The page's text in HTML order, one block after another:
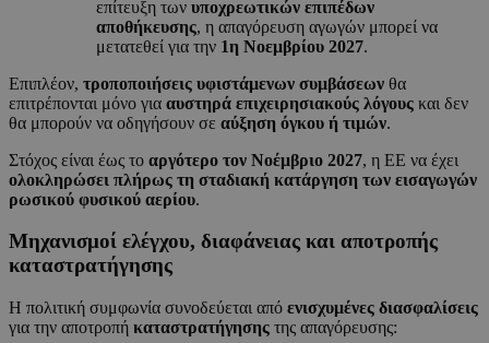
επίτευξη των υποχρεωτικών επιπέδων
αποθήκευσης, η απαγόρευση αγωγών μπορεί να
μετατεθεί για την 1η Νοεμβρίου 2027.
Επιπλέον, τροποποιήσεις υφιστάμενων συμβάσεων θα
επιτρέπονται μόνο για αυστηρά επιχειρησιακούς λόγους και δεν
θα μπορούν να οδηγήσουν σε αύξηση όγκου ή τιμών.
Στόχος είναι έως το αργότερο τον Νοέμβριο 2027, η ΕΕ να έχει
ολοκληρώσει πλήρως τη σταδιακή κατάργηση των εισαγωγών
ρωσικού φυσικού αερίου.
Μηχανισμοί ελέγχου, διαφάνειας και αποτροπής
καταστρατήγησης
Η πολιτική συμφωνία συνοδεύεται από ενισχυμένες διασφαλίσεις
για την αποτροπή καταστρατήγησης της απαγόρευσης: